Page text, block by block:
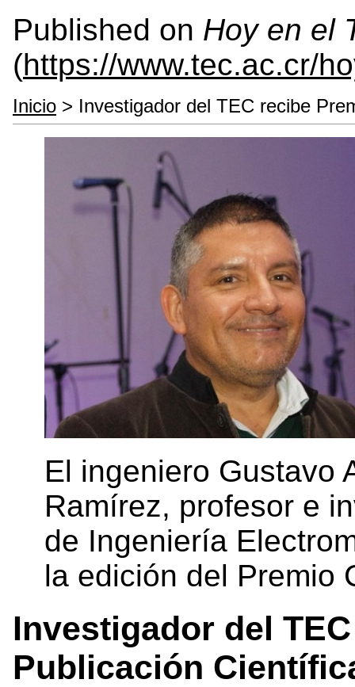
Published on Hoy en el
(https://www.tec.ac.cr/
Inicio > Investigador del TEC recibe
El ingeniero Gustavo
Ramírez, profesor e
de Ingeniería
la edición del Premio
Investigador del
Publicación